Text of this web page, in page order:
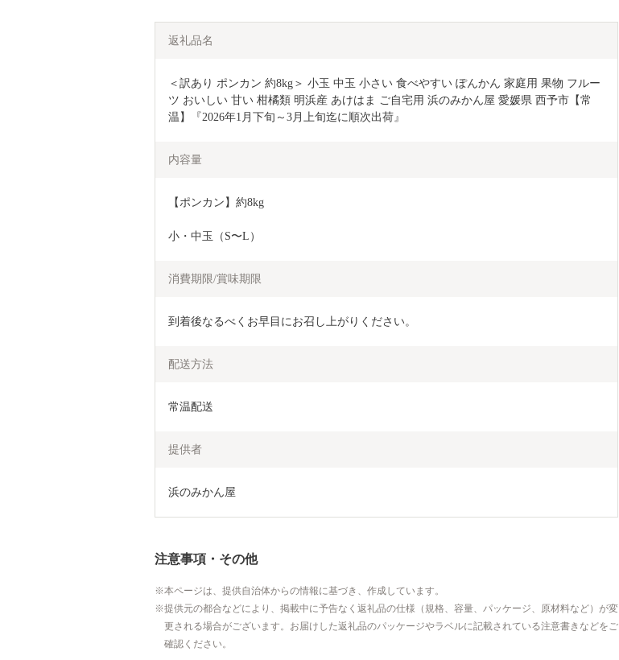
返礼品名
＜訳あり ポンカン 約8kg＞ 小玉 中玉 小さい 食べやすい ぽんかん 家庭用 果物 フルー
ツ おいしい 甘い 柑橘類 明浜産 あけはま ご自宅用 浜のみかん屋 愛媛県 西予市【常
温】『2026年1月下旬～3月上旬迄に順次出荷』
内容量
【ポンカン】約8kg
小・中玉（S〜L）
消費期限/賞味期限
到着後なるべくお早目にお召し上がりください。
配送方法
常温配送
提供者
浜のみかん屋
注意事項・その他
本ページは、提供自治体からの情報に基づき、作成しています。
提供元の都合などにより、掲載中に予告なく返礼品の仕様（規格、容量、パッケージ、原材料など）が変
更される場合がございます。お届けした返礼品のパッケージやラベルに記載されている注意書きなどをご
確認ください。